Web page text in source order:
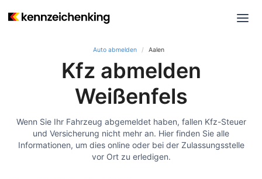
Auto abmelden Aalen
Kfz abmelden
Weißenfels
Wenn Sie Ihr Fahrzeug abgemeldet haben, fallen Kfz-Steuer
und Versicherung nicht mehr an. Hier finden Sie alle
Informationen, um dies online oder bei der Zulassungsstelle
vor Ort zu erledigen.